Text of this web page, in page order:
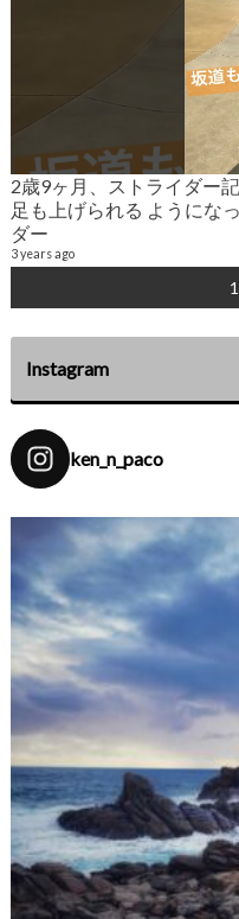
2歳9ヶ月、ストライダー
足も上げられる ようにな
ダー
3 years ago
Instagram
ken_n_paco